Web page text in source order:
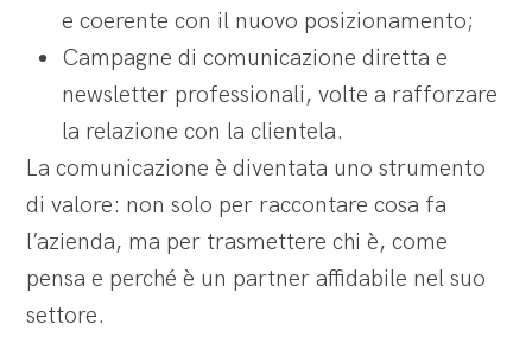
e coerente con il nuovo posizionamento;
Campagne di comunicazione diretta e
newsletter professionali, volte a rafforzare
la relazione con la clientela.
La comunicazione è diventata uno strumento
di valore: non solo per raccontare cosa fa
l’azienda, ma per trasmettere chi è, come
pensa e perché è un partner affidabile nel suo
settore.